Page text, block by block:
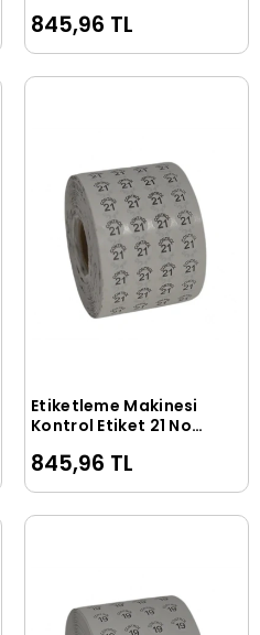
845,96 TL
Sepete Ekle
Etiketleme Makinesi
Kontrol Etiket 21 No
845,96 TL